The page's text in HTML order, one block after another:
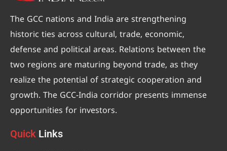
The GCC nations and India are strengthening
historic ties across cultural, trade, economic,
defense and political areas. Relations between the
two regions are maturing beyond trade, as they
realize the potential of strategic cooperation and
growth. The GCC-India corridor presents immense
opportunities for investors.
Quick Links